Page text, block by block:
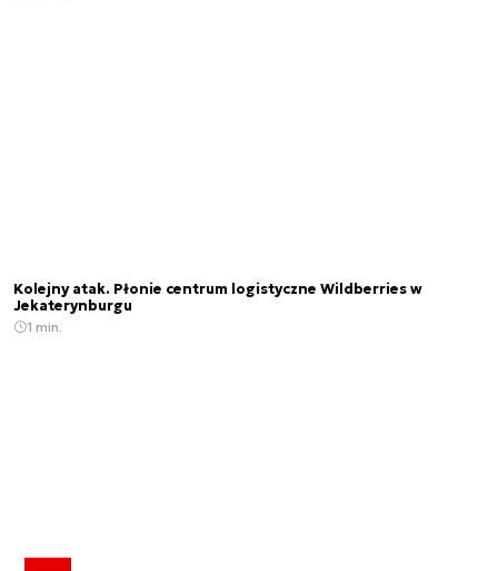
Kolejny atak. Płonie centrum logistyczne Wildberries w
Jekaterynburgu
1 min.